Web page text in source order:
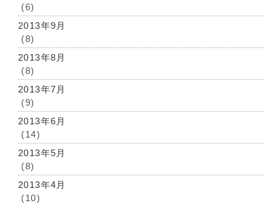
(6)
2013年9月
(8)
2013年8月
(8)
2013年7月
(9)
2013年6月
(14)
2013年5月
(8)
2013年4月
(10)